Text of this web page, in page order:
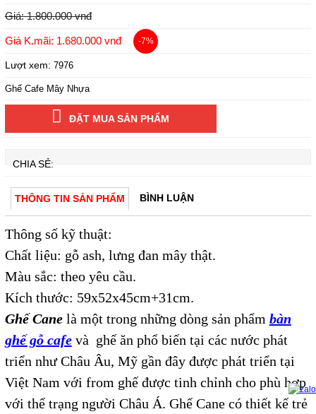
Giá: 1.800.000 vnđ
Giá K.mãi: 1.680.000 vnđ -7%
Lượt xem: 7976
Ghế Cafe Mây Nhựa
ĐẶT MUA SẢN PHẨM
CHIA SẺ:
THÔNG TIN SẢN PHẨM BÌNH LUẬN
Thông số kỹ thuật:
Chất liệu: gỗ ash, lưng đan mây thật.
Màu sắc: theo yêu cầu.
Kích thước: 59x52x45cm+31cm.
Ghế Canelà một trong những dòng sản phẩm bàn
ghế gỗ cafevà ghế ăn phổ biến tại các nước phát
triển như Châu Âu, Mỹ gần đây được phát triển tại
Việt Nam với from ghế được tinh chỉnh cho phù hợp
với thể trạng người Châu Á. Ghế Cane có thiết kế trẻ